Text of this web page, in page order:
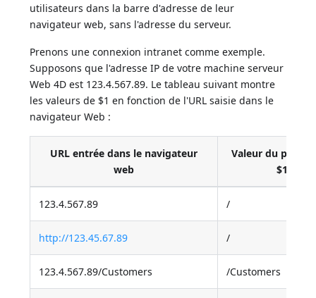
utilisateurs dans la barre d'adresse de leur
navigateur web, sans l'adresse du serveur.
Prenons une connexion intranet comme exemple.
Supposons que l'adresse IP de votre machine serveur
Web 4D est 123.4.567.89. Le tableau suivant montre
les valeurs de $1 en fonction de l'URL saisie dans le
navigateur Web :
URL entrée dans le navigateur
web
Valeur du
$1
123.4.567.89 /
http://123.45.67.89 /
123.4.567.89/Customers /Customers